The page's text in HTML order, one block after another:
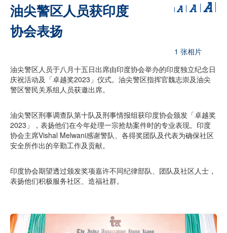
油尖警区人员获印度
协会表扬
1 张相片
油尖警区人员于八月十五日出席由印度协会举办的印度独立纪念日
庆祝活动及「卓越奖2023」仪式。油尖警区指挥官魏志崇及油尖
警区警民关系组人员获邀出席。
油尖警区刑事调查队第十队及刑事情报组获印度协会颁发「卓越奖
2023」，表扬他们在今年处理一宗抢劫案件时的专业表现。印度
协会主席Vishal Melwani感谢警队、各得奖团队及代表为确保社区
安全所作出的辛勤工作及贡献。
印度协会期望透过颁发奖项嘉许不同纪律部队、团队及社区人士，
表扬他们积极服务社区、造福社群。